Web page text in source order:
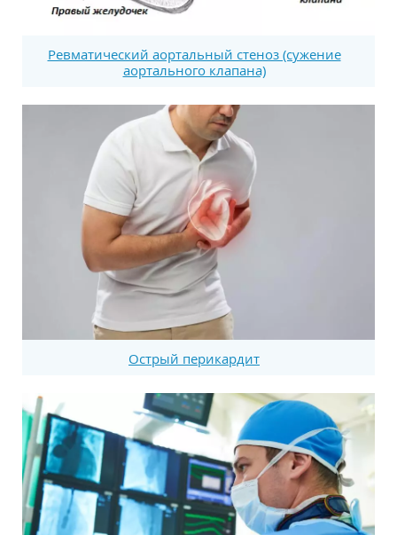
Ревматический аортальный стеноз (сужение
аортального клапана)
Острый перикардит